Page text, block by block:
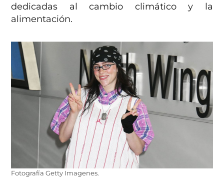
dedicadas al cambio climático y la
alimentación.
Fotografía Getty Imagenes.